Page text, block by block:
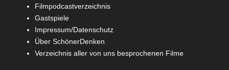
Filmpodcastverzeichnis
Gastspiele
Impressum/Datenschutz
Über SchönerDenken
Verzeichnis aller von uns besprochenen Filme